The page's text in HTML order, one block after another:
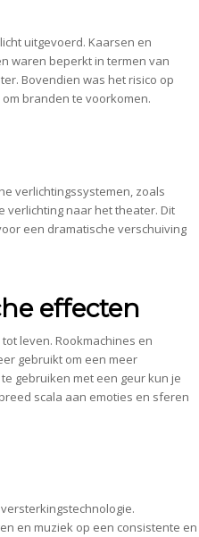
uitgevoerd. Kaarsen en
waren beperkt in termen van
Bovendien was het risico op
branden te voorkomen.
verlichtingssystemen, zoals
naar het theater. Dit
een dramatische verschuiving
effecten
leven. Rookmachines en
gebruikt om een meer
te gebruiken met een geur kun je
scala aan emoties en sferen
en muziek op een consistente en